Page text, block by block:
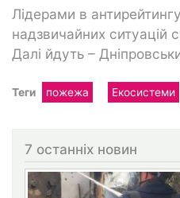
Лідерами в
надзвичайних ситуацій
Далі йдуть –
Теги пожежа Екосистеми
7 останніх новин